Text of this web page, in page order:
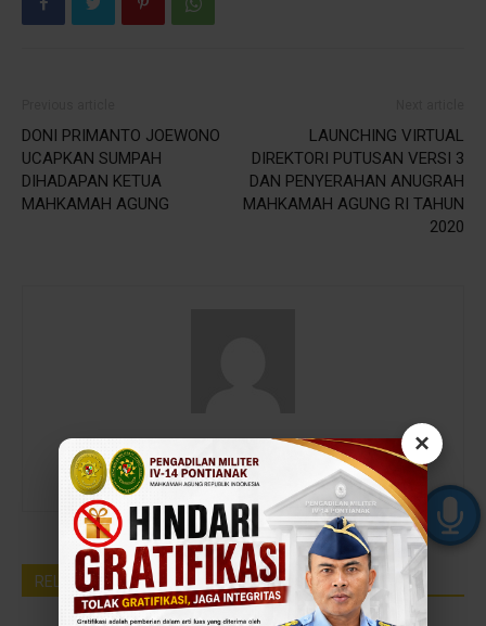
×
DONI PRIMANTO JOEWONO
UCAPKAN SUMPAH
DIHADAPAN KETUA
MAHKAMAH AGUNG
LAUNCHING VIRTUAL
DIREKTORI PUTUSAN VERSI 3
DAN PENYERAHAN ANUGRAH
MAHKAMAH AGUNG RI TAHUN
2020
admin
https://baru.dilmil-pontianak.go.id
RELATED ARTICLES MORE FROM AUTHOR